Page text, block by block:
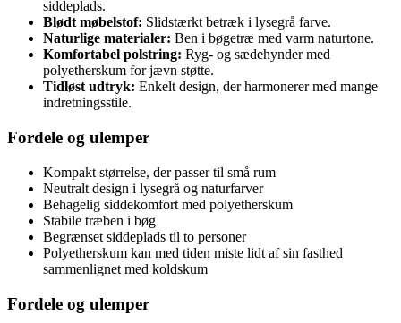
siddeplads.
Blødt møbelstof: Slidstærkt betræk i lysegrå farve.
Naturlige materialer: Ben i bøgetræ med varm naturtone.
Komfortabel polstring: Ryg- og sædehynder med
polyetherskum for jævn støtte.
Tidløst udtryk: Enkelt design, der harmonerer med mange
indretningsstile.
Fordele og ulemper
Kompakt størrelse, der passer til små rum
Neutralt design i lysegrå og naturfarver
Behagelig siddekomfort med polyetherskum
Stabile træben i bøg
Begrænset siddeplads til to personer
Polyetherskum kan med tiden miste lidt af sin fasthed
sammenlignet med koldskum
Fordele og ulemper